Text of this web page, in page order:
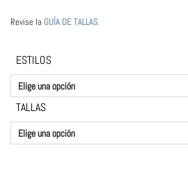
Revise la GUÍA DE TALLAS.
ESTILOS
TALLAS